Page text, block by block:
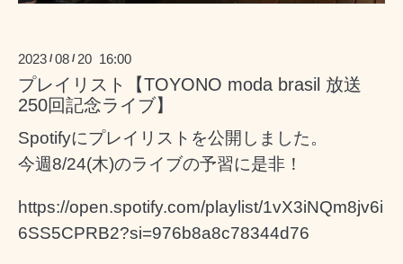
2023 /08 / 20 16:00
プレイリスト【TOYONO moda brasil 放送
250回記念ライブ】
Spotifyにプレイリストを公開しました。
今週8/24(木)のライブの予習に是非！
https://open.spotify.com/playlist/1vX3iNQm8jv6i
6SS5CPRB2?si=976b8a8c78344d76